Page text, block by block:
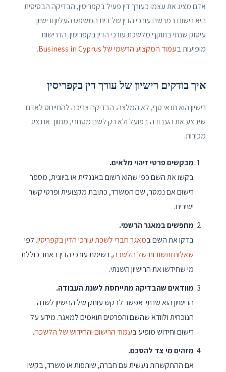
אדם מציג את עצמו כעורך דין פעיל בקפריסין, הבדיקה הבסיסית
היא רישום במרשם עורכי הדין של בית המשפט העליון ורישיון
עיסוק שנתי בתוקף מלשכת עורכי הדין בקפריסין. הדרישות
מופיעות בעמוד המקצוע הרשמי של Business in Cyprus .
איך בודקים רישיון של עורך דין בקפריסין
רישיון הוא תנאי סף, לא המלצה. הבדיקה צריכה להתייחס לאדם
שיבצע את העבודה בפועל ולא רק לשם מסחרי, מתווך או נציג
מכירות.
מבקשים פרטי זיהוי מלאים.
בקשו את השם כפי שהוא רשום באנגלית או ביוונית, מספר
רישום אם נמסר, שם המשרד, כתובת מקצועית ופרטי קשר
ישירים.
מחפשים במאגר הרשמי.
בדקו את השם במאגר חברי לשכת עורכי הדין בקפריסין. לפי
שאלות ותשובות של הלשכה, רשימת עורכי הדין באתר כוללת
מי שחידשו את הרישיון השנתי.
מוודאים שהבדיקה מתייחסת לשנת העבודה.
הרישיון הוא שנתי. אפשר לבקש עותק של הרישיון לשנה
הנוכחית ולוודא שהשם והפרטים תואמים למאגר. מידע על
רישום וחידוש מופיע בעמוד הרישום והחידוש של הלשכה.
מזהים מי צד להסכם.
אם ההתקשרות נעשית עם חברה, שותפות או משרד, בקשו